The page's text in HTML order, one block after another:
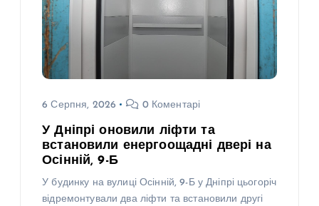
6 Серпня, 2026 0 Коментарі
У Дніпрі оновили ліфти та
встановили енергоощадні двері на
Осінній, 9-Б
У будинку на вулиці Осінній, 9-Б у Дніпрі цьогоріч
відремонтували два ліфти та встановили другі